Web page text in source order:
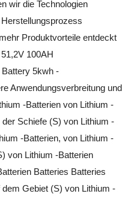
wir die Technologien
Produktvorteile entdeckt
100AH
Battery 5kwh -
Anwendungsverbreitung und
-Batterien von Lithium -
Schiefe (S) von Lithium -
-Batterien, von Lithium -
von Lithium -Batterien
Batteries Batteries
Gebiet (S) von Lithium -